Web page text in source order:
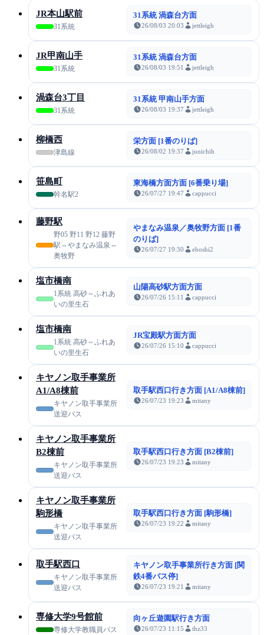
JR本山駅前
31系統
31系統 渦森台方面
26/08/03 20:03 jettleigh
JR甲南山手
31系統
31系統 渦森台方面
26/08/03 19:51 jettleigh
渦森台3丁目
31系統
31系統 甲南山手方面
26/08/03 19:37 jettleigh
柳橋西
津島線
栄方面 [1番のりば]
26/08/02 19:37 junichih
笹島町
幹名駅2
東海橋方面方面 [6番乗り場]
26/07/27 19:47 cappucci
藤野駅
野05 野11 野12 藤野
駅⇔やまなみ温泉⇔
奥牧野
やまなみ温泉／奥牧野方面 [1番
のりば]
26/07/27 19:30 eboshi2
塩市橋南
1系統 高砂～ふれあ
いの里生石
山陽高砂駅方面方面
26/07/26 15:11 cappucci
塩市橋南
1系統 高砂～ふれあ
いの里生石
JR宝殿駅方面方面
26/07/26 15:10 cappucci
キヤノン取手事業所
A1/A8棟前
キヤノン取手事業所
送迎バス
取手駅西口行き方面 [A1/A8棟前]
26/07/23 19:23 mitany
キヤノン取手事業所
B2棟前
キヤノン取手事業所
送迎バス
取手駅西口行き方面 [B2棟前]
26/07/23 19:23 mitany
キヤノン取手事業所
駒形橋
キヤノン取手事業所
送迎バス
取手駅西口行き方面 [駒形橋]
26/07/23 19:22 mitany
取手駅西口
キヤノン取手事業所
送迎バス
キヤノン取手事業所行き方面 [関
鉄4番バス停]
26/07/23 19:21 mitany
専修大学9号館前
専修大学教職員バス
向ヶ丘遊園駅行き方面
26/07/23 11:15 thz33